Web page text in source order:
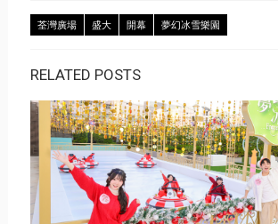
荃灣廣場 盛大 開幕 夢幻冰雪樂園
RELATED POSTS